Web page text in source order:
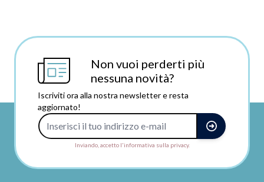
Non vuoi perderti più
nessuna novità?
Iscriviti ora alla nostra newsletter e resta
aggiornato!
Inviando, accetto l'informativa sulla privacy.